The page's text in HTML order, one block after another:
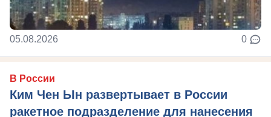
05.08.2026 0
В России
Ким Чен Ын развертывает в России
ракетное подразделение для нанесения